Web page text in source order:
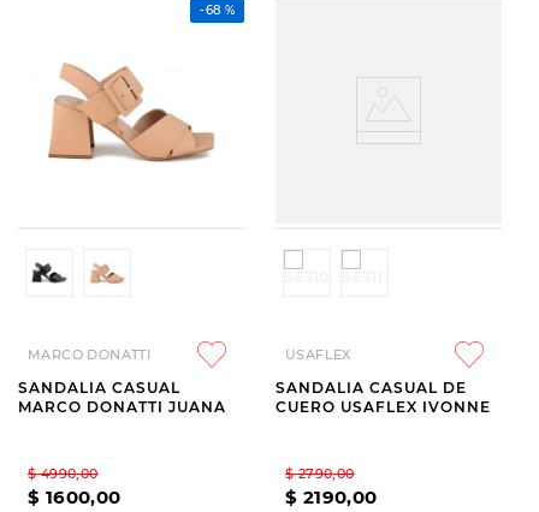
-68 %
MARCO DONATTI
SANDALIA CASUAL
MARCO DONATTI JUANA
$ 4990,00
$ 1600,00
USAFLEX
SANDALIA CASUAL DE
CUERO USAFLEX IVONNE
$ 2790,00
$ 2190,00